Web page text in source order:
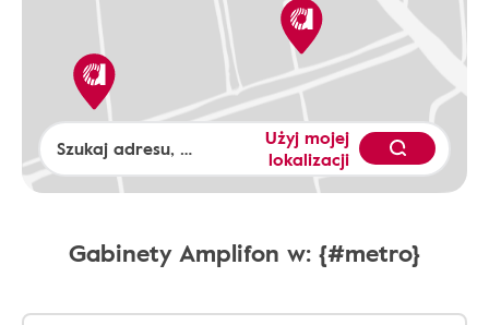
Użyj mojej
lokalizacji
Gabinety Amplifon w: {#metro}